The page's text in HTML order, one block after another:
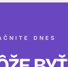
DNES